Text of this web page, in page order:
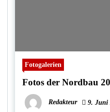
Fotogalerien
Fotos der Nordbau
Redakteur 9. Juni